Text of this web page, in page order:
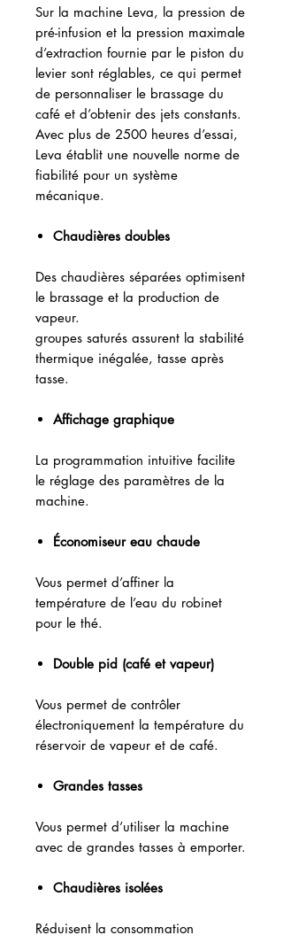
Sur la machine Leva, la pression de
pré-infusion et la pression maximale
d’extraction fournie par le piston du
levier sont réglables, ce qui permet
de personnaliser le brassage du
café et d’obtenir des jets constants.
Avec plus de 2500 heures d’essai,
Leva établit une nouvelle norme de
fiabilité pour un système
mécanique.
Chaudières doubles
Des chaudières séparées optimisent
le brassage et la production de
vapeur.
groupes saturés assurent la stabilité
thermique inégalée, tasse après
tasse.
Affichage graphique
La programmation intuitive facilite
le réglage des paramètres de la
machine.
Économiseur eau chaude
Vous permet d’affiner la
température de l’eau du robinet
pour le thé.
Double pid (café et vapeur)
Vous permet de contrôler
électroniquement la température du
réservoir de vapeur et de café.
Grandes tasses
Vous permet d’utiliser la machine
avec de grandes tasses à emporter.
Chaudières isolées
Réduisent la consommation